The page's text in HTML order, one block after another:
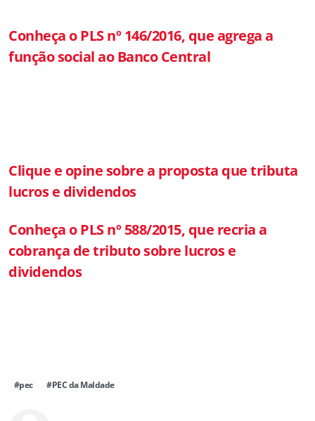
Conheça o PLS nº 146/2016, que agrega a
função social ao Banco Central
Clique e opine sobre a proposta que tributa
lucros e dividendos
Conheça o PLS nº 588/2015, que recria a
cobrança de tributo sobre lucros e
dividendos
#pec #PEC da Maldade